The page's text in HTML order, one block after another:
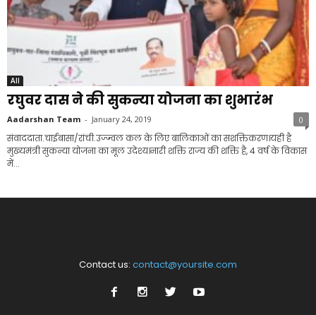
All
रघुवर दास ने की सुकन्या योजना का शुभारंभ
Aadarshan Team - January 24, 2019 0
संवाददाता.चाईबासा/रांची.उज्ज्वल कल के लिए बालिकाओं का सशक्तिकरण।यही है
मुख्यमंत्री सुकन्या योजना का मूल उदेश्य।नारी शक्ति राज्य की शक्ति है, 4 वर्ष के विकास
में...
Contact us: contact@yoursite.com